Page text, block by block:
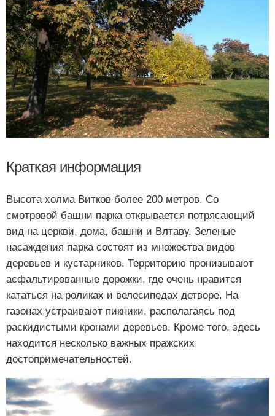
Краткая информация
Высота холма Витков более 200 метров. Со
смотровой башни парка открывается потрясающий
вид на церкви, дома, башни и Влтаву. Зеленые
насаждения парка состоят из множества видов
деревьев и кустарников. Территорию пронизывают
асфальтированные дорожки, где очень нравится
кататься на роликах и велосипедах детворе. На
газонах устраивают пикники, располагаясь под
раскидистыми кронами деревьев. Кроме того, здесь
находится несколько важных пражских
достопримечательностей.